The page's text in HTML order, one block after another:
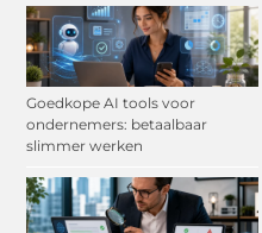
Goedkope AI tools voor
ondernemers: betaalbaar
slimmer werken